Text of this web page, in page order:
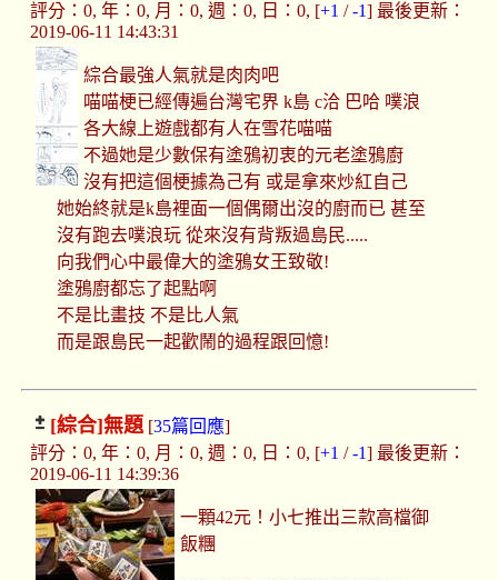
評分：0, 年：0, 月：0, 週：0, 日：0, [+1 /-1] 最後更新：
2019-06-11 14:43:31
綜合最強人氣就是肉肉吧
喵喵梗已經傳遍台灣宅界 k島 c洽 巴哈 噗浪
各大線上遊戲都有人在雪花喵喵
不過她是少數保有塗鴉初衷的元老塗鴉廚
沒有把這個梗據為己有 或是拿來炒紅自己
她始終就是k島裡面一個偶爾出沒的廚而已 甚至
沒有跑去噗浪玩 從來沒有背叛過島民.....
向我們心中最偉大的塗鴉女王致敬!
塗鴉廚都忘了起點啊
不是比畫技 不是比人氣
而是跟島民一起歡鬧的過程跟回憶!
[綜合]無題[35篇回應]
評分：0, 年：0, 月：0, 週：0, 日：0, [+1 /-1] 最後更新：
2019-06-11 14:39:36
一顆42元！小七推出三款高檔御
飯糰